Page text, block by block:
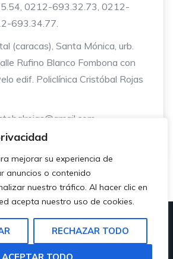
mejorar su experiencia de
anuncios o contenido
nuestro tráfico. Al hacer clic en
acepta nuestro uso de cookies.
RECHAZAR TODO
0212-693.32.73, 0212-
693.34.77.
(caracas), Santa Mónica, urb.
Rufino Blanco Fombona con
edif. Policlínica Cristóbal Rojas
– Directorio Profesional Venezuela-
Reservados |Aviso Legal|Política de
|Política de Cookies